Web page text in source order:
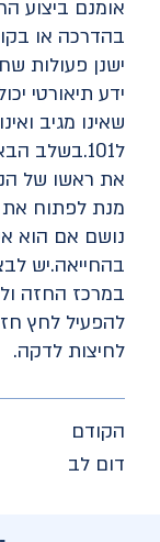
אומנם ביצוע
בהדרכה או
ישנן פעולות
ידע תיאורטי
שאינו מגיב
את ראשו של
מנת לפתוח את
נושם אם הוא
בהחייאה.יש
במרכז החזה
לחיצות לדקה.
הקודם
דום לב